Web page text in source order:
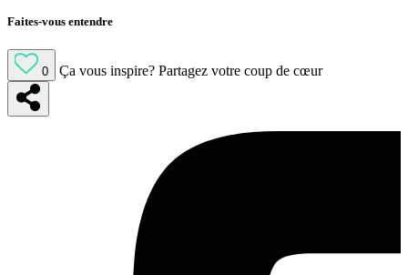
Faites-vous entendre
0 Ça vous inspire? Partagez votre coup de cœur